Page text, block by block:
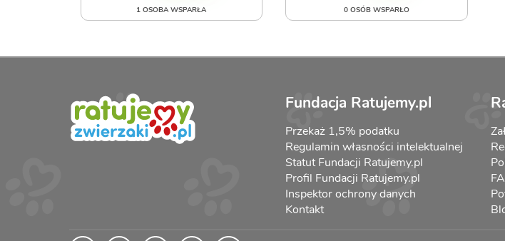
1 OSOBA WSPARŁA 0 OSÓB WSPARŁO
Fundacja Ratujemy.pl
Przekaż 1,5% podatku
Regulamin własności intelektualnej
Statut Fundacji Ratujemy.pl
Profil Fundacji Ratujemy.pl
Inspektor ochrony danych
Kontakt